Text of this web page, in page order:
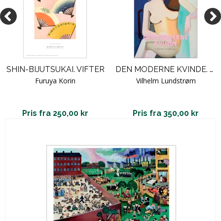
SHIN-BIJUTSUKAI. VIFTER
Furuya Korin
Pris fra 250,00 kr
DEN MODERNE KVINDE. LUNDSTRØM
Vilhelm Lundstrøm
Pris fra 350,00 kr